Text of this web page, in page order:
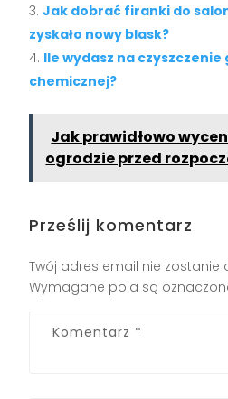
Jak dobrać firanki do
zyskało nowy blask?
Ile wydasz na
chemicznej?
Jak prawidłowo
ogrodzie przed
Prześlij komentarz
Twój adres email nie zostanie
Wymagane pola są